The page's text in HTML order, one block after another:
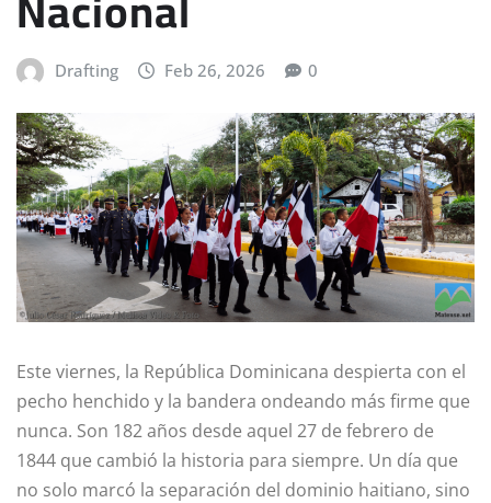
Drafting Feb 26, 2026 0
Este viernes, la República Dominicana despierta con el
pecho henchido y la bandera ondeando más firme que
nunca. Son 182 años desde aquel 27 de febrero de
1844 que cambió la historia para siempre. Un día que
no solo marcó la separación del dominio haitiano, sino